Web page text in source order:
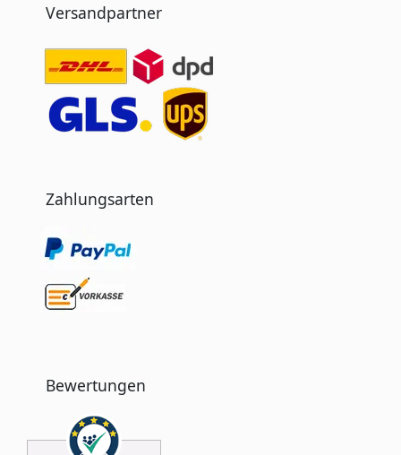
Versandpartner
Zahlungsarten
Bewertungen